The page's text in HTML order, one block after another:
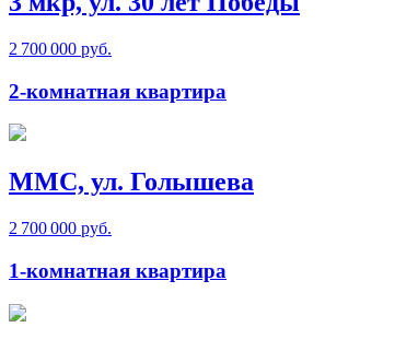
2 700 000 руб.
2-комнатная квартира
ММС, ул. Голышева
2 700 000 руб.
1-комнатная квартира